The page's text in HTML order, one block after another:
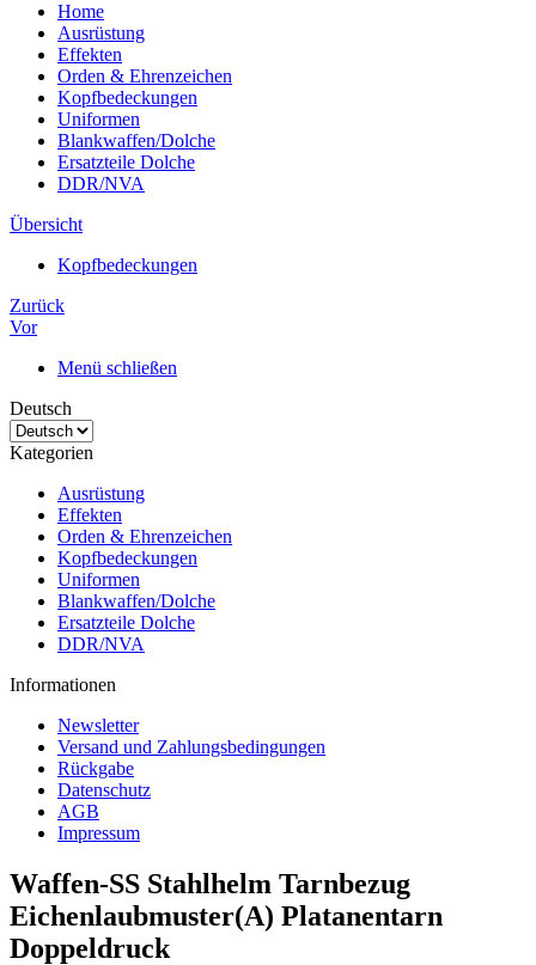
Home
Ausrüstung
Effekten
Orden & Ehrenzeichen
Kopfbedeckungen
Uniformen
Blankwaffen/Dolche
Ersatzteile Dolche
DDR/NVA
Übersicht
Kopfbedeckungen
Zurück
Vor
Menü schließen
Deutsch
Kategorien
Ausrüstung
Effekten
Orden & Ehrenzeichen
Kopfbedeckungen
Uniformen
Blankwaffen/Dolche
Ersatzteile Dolche
DDR/NVA
Informationen
Newsletter
Versand und Zahlungsbedingungen
Rückgabe
Datenschutz
AGB
Impressum
Waffen-SS Stahlhelm Tarnbezug
Eichenlaubmuster(A) Platanentarn
Doppeldruck